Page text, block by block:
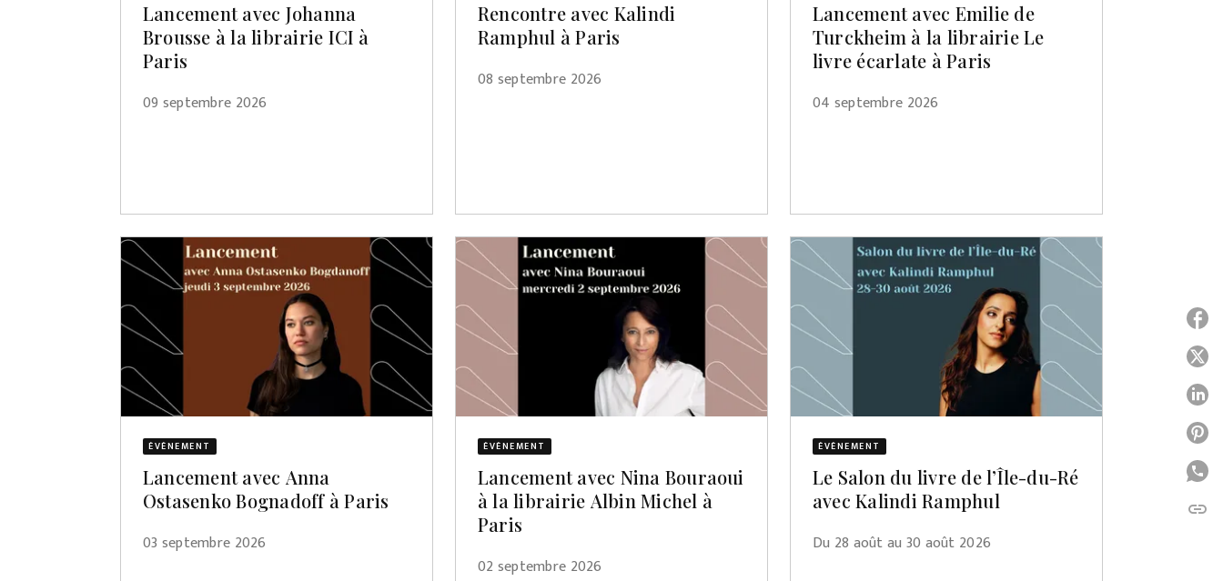
Lancement avec Johanna
Brousse à la librairie ICI à
Paris
09 septembre 2026
Rencontre avec Kalindi
Ramphul à Paris
08 septembre 2026
Lancement avec Emilie de
Turckheim à la librairie Le
livre écarlate à Paris
04 septembre 2026
ÉVÈNEMENT
Lancement avec Anna
Ostasenko Bognadoff à Paris
03 septembre 2026
ÉVÈNEMENT
Lancement avec Nina Bouraoui
à la librairie Albin Michel à
Paris
02 septembre 2026
ÉVÈNEMENT
Le Salon du livre de l’Île-du-Ré
avec Kalindi Ramphul
Du 28 août au 30 août 2026
link